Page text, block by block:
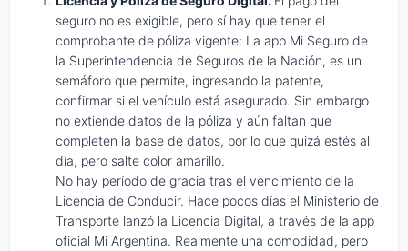
seguro no es exigible, pero sí hay que tener el
comprobante de póliza vigente: La app Mi Seguro de
la Superintendencia de Seguros de la Nación, es un
semáforo que permite, ingresando la patente,
confirmar si el vehículo está asegurado. Sin embargo
no extiende datos de la póliza y aún faltan que
completen la base de datos, por lo que quizá estés al
día, pero salte color amarillo.
No hay período de gracia tras el vencimiento de la
Licencia de Conducir. Hace pocos días el Ministerio de
Transporte lanzó la Licencia Digital, a través de la app
oficial Mi Argentina. Realmente una comodidad, pero